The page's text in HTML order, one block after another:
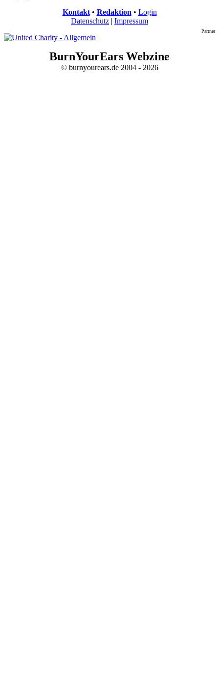
Kontakt• Redaktion • Login
Datenschutz | Impressum
Partner
BurnYourEars Webzine
© burnyourears.de 2004 - 2026